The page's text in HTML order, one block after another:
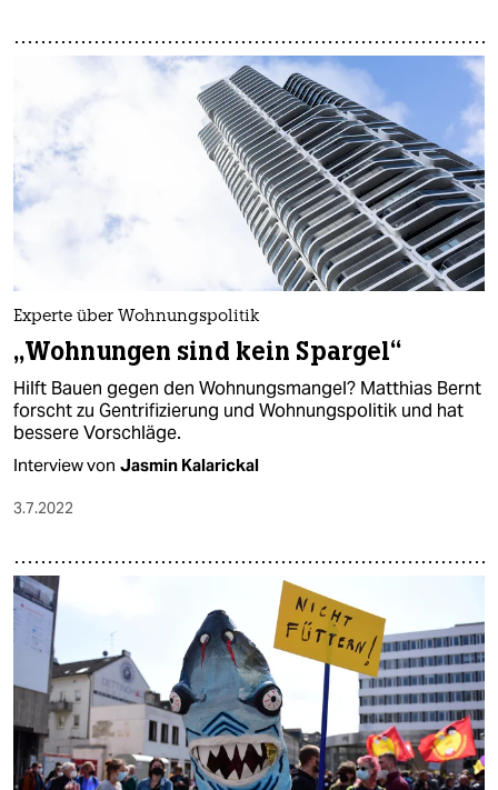
Experte über Wohnungspolitik
„Wohnungen sind kein Spargel“
Hilft Bauen gegen den Wohnungsmangel? Matthias Bernt
forscht zu Gentrifizierung und Wohnungspolitik und hat
bessere Vorschläge.
Interview von Jasmin Kalarickal
3.7.2022